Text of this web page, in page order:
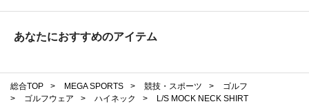
あなたにおすすめのアイテム
総合TOP > MEGA SPORTS > 競技・スポーツ >
ゴルフ
>
ゴルフウェア > ハイネック >
L/S MOCK NECK SHIRT